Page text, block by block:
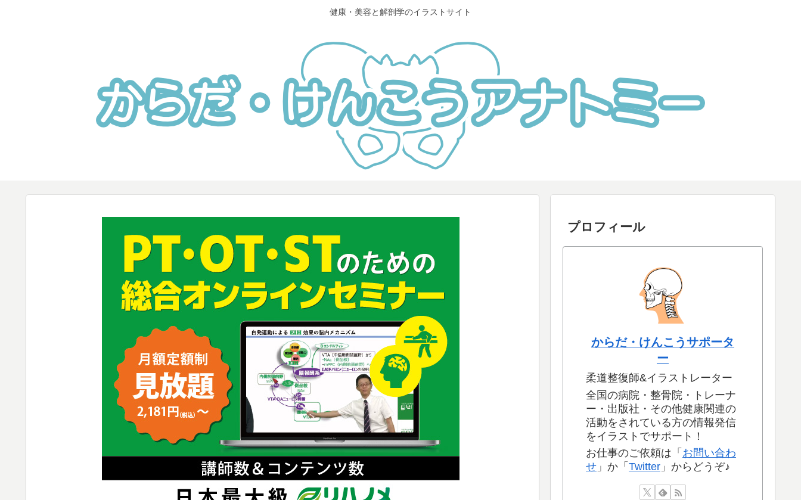
健康・美容と解剖学のイラストサイト
プロフィール
からだ・けんこうサポータ
ー
柔道整復師&イラストレーター
全国の病院・整骨院・トレーナ
ー・出版社・その他健康関連の
活動をされている方の情報発信
をイラストでサポート！
お仕事のご依頼は「 お問い合わ
せ 」か「 Twitter 」からどうぞ♪